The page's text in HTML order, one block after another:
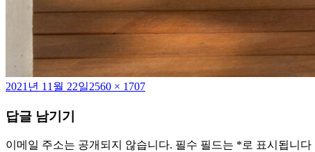
작
일
2021년 11월 22일전
2560 × 1707
답글 남기기
이메일 주소는 공개되지 않습니다. 필수 필드는 *로 표시됩니다